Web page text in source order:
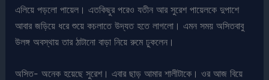
এলিয়ে পড়লো পায়েল। এতকিছুর পরেও যতীন আর সুরেশ পায়েলকে দুপাশে
আবার জড়িয়ে ধরে শুয়ে কচলাতে উদ্যত হতে লাগলো। এমন সময় অসিতবাবু
উলঙ্গ অবস্থায় তার ঠাটানো বাড়া নিয়ে রুমে ঢুকলেন।
অসিত- অনেক হয়েছে সুরেশ। এবার ছাড় আমার শালীটাকে। ওর আজ বিয়ে